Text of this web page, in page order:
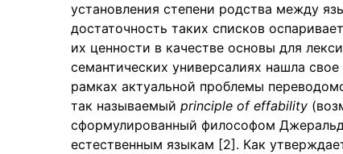
установления степени родства между
достаточность таких списков
их ценности в качестве основы для
семантических универсалиях нашла
рамках актуальной проблемы
так называемый principle of effability
сформулированный философом
естественным языкам [2]. Как